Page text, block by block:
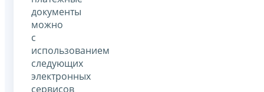
документы
можно
с
использованием
следующих
электронных
сервисов